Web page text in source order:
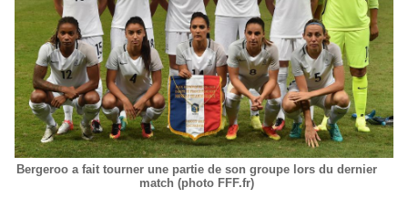
Bergeroo a fait tourner une partie de son groupe lors du dernier
match (photo FFF.fr)